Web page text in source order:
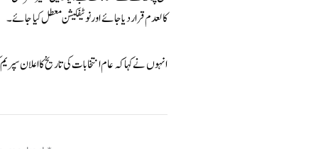
کالعدم قرار دیا جائے اور نوٹیفکیشن معطل کیا جائے۔
انہوں نے کہا کہ عام انتخابات کی تاریخ کا اعلان